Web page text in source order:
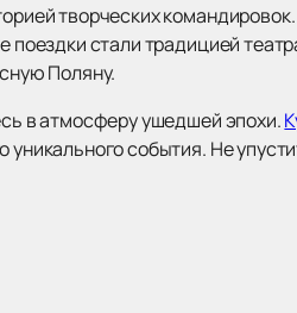
творческих
поездки стали традицией
Поляну.
в атмосферу ушедшей эпохи.
уникального события. Не